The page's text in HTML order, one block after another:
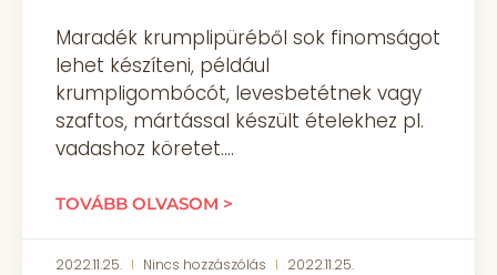
Maradék krumplipüréből sok finomságot
lehet készíteni, például
krumpligombócót, levesbetétnek vagy
szaftos, mártással készült ételekhez pl.
vadashoz köretet.
TOVÁBB OLVASOM >
2022.11.25. Nincs hozzászólás 2022.11.25.